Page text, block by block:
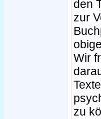
den
zur
Wir
zu